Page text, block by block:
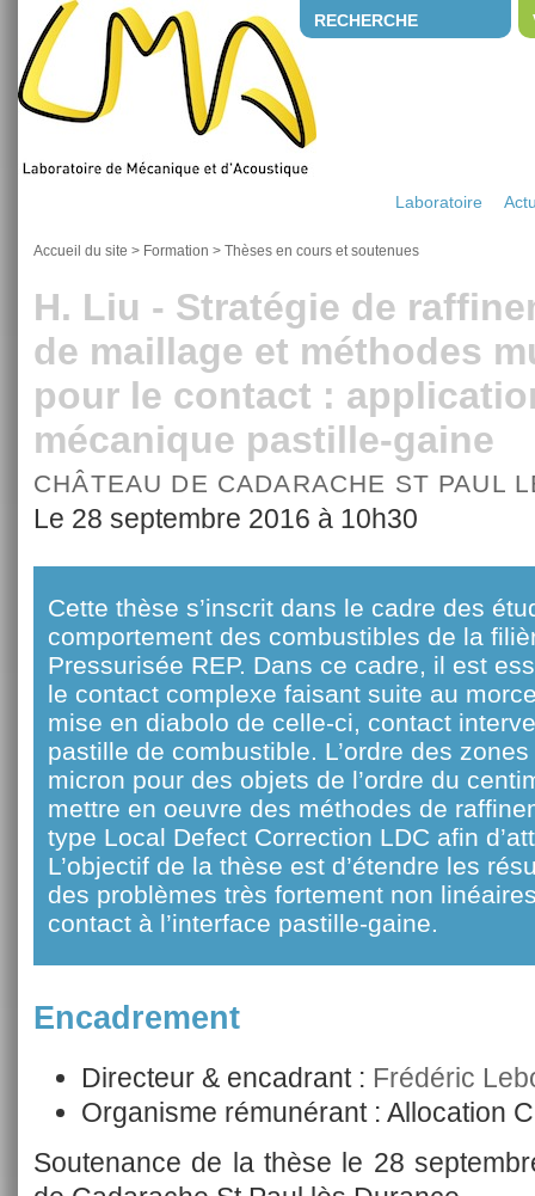
RECHERCHE
Laboratoire
Accueil du site > Formation > Thèses en cours et soutenues
H. Liu - Stratégie de
de maillage et méthodes
pour le contact :
mécanique pastille-gaine
CHÂTEAU DE CADARACHE ST PAUL
Le 28 septembre 2016 à 10h30
Cette thèse s’inscrit dans le cadre des
comportement des combustibles de la
Pressurisée REP. Dans ce cadre, il est
le contact complexe faisant suite au
mise en diabolo de celle-ci, contact
pastille de combustible. L’ordre des
micron pour des objets de l’ordre du
mettre en oeuvre des méthodes de
type Local Defect Correction LDC afin
L’objectif de la thèse est d’étendre les
des problèmes très fortement non
contact à l’interface pastille-gaine.
Encadrement
Directeur & encadrant : Frédéric
Organisme rémunérant : Allocation
Soutenance de la thèse le 28